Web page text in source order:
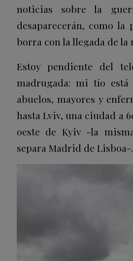
noticias sobre la
desaparecerán, como la
borra con la llegada de la
Estoy pendiente del
madrugada: mi tío
abuelos, mayores y
hasta Lviv, una ciudad a
oeste de Kyiv -la
separa Madrid de Lisboa-.